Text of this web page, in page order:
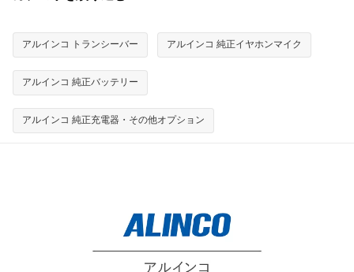
アルインコ トランシーバー アルインコ 純正イヤホンマイク
アルインコ 純正バッテリー
アルインコ 純正充電器・その他オプション